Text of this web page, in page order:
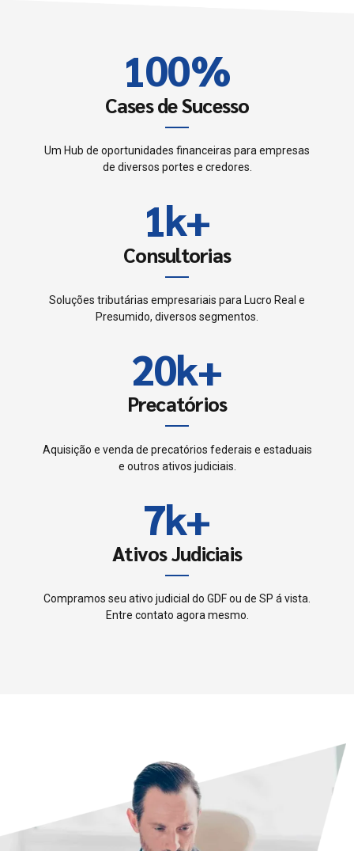
1
2
3
5
6
7
8
9
0
00%
Cases de Sucesso
Um Hub de oportunidades financeiras para empresas
de diversos portes e credores.
0
1
2
3
4
5
6
7
8
9
0
k+
Consultorias
Soluções tributárias empresariais para Lucro Real e
Presumido, diversos segmentos.
0
1
2
3
4
5
6
7
8
3
4
5
6
7
8
9
0k+
Precatórios
Aquisição e venda de precatórios federais e estaduais
e outros ativos judiciais.
0
1
2
3
4
5
6
7
8
9
k+
Ativos Judiciais
Compramos seu ativo judicial do GDF ou de SP á vista.
Entre contato agora mesmo.